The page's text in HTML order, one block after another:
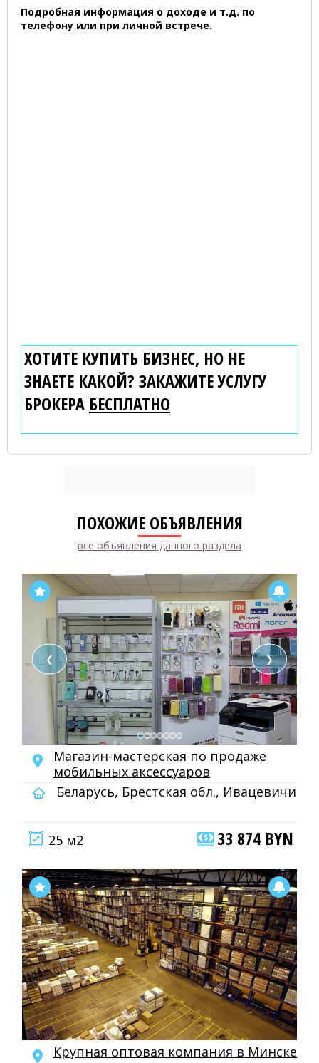
Подробная информация о доходе и т.д. по
телефону или при личной встрече.
ХОТИТЕ КУПИТЬ БИЗНЕС, НО НЕ
ЗНАЕТЕ КАКОЙ? ЗАКАЖИТЕ УСЛУГУ
БРОКЕРА БЕСПЛАТНО
ПОХОЖИЕ ОБЪЯВЛЕНИЯ
все объявления данного раздела
❮ ❯
Магазин-мастерская по продаже
мобильных аксессуаров
Беларусь, Брестская обл., Ивацевичи
25 м2 33 874 BYN
Крупная оптовая компания в Минске